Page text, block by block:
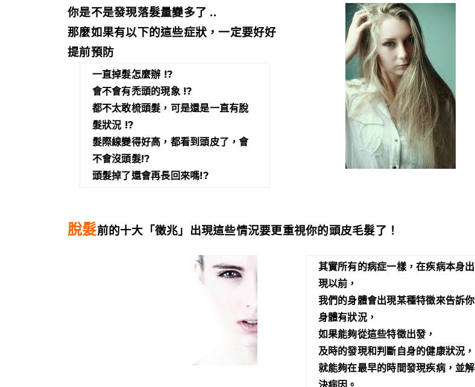
你是不是發現落髮量變多了 ..
那麼如果有以下的這些症狀，一定要好好
提前預防
一直掉髮怎麼辦 !?
會不會有禿頭的現象 !?
都不太敢梳頭髮，可是還是一直有脫
髮狀況 !?
髮際線變得好高，都看到頭皮了，會
不會沒頭髮!?
頭髮掉了還會再長回來嗎!?
脫髮前的十大「徵兆」出現這些情況要更重視你的頭皮毛髮了！
其實所有的病症一樣，在疾病本身出
現以前，
我們的身體會出現某種特徵來告訴你
身體有狀況，
如果能夠從這些特徵出發，
及時的發現和判斷自身的健康狀況 ，
就能夠在最早的時間發現疾病，並解